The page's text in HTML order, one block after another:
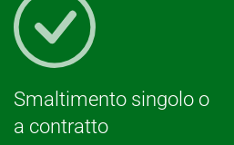
Smaltimento singolo o
a contratto